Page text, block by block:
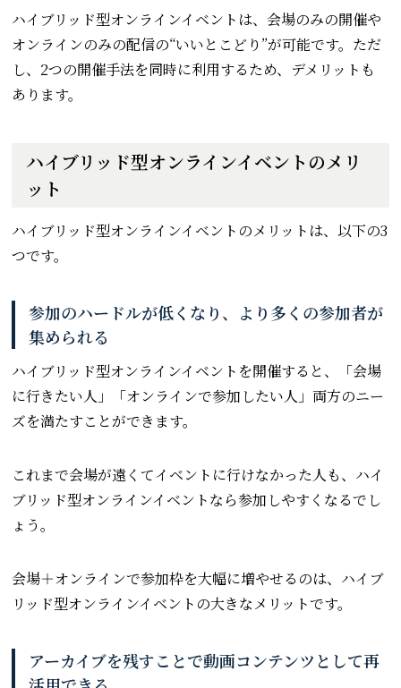
ハイブリッド型オンラインイベントは、会場のみの開催や
オンラインのみの配信の“いいとこどり”が可能です。ただ
し、2つの開催手法を同時に利用するため、デメリットも
あります。
ハイブリッド型オンラインイベントのメリ
ット
ハイブリッド型オンラインイベントのメリットは、以下の3
つです。
参加のハードルが低くなり、より多くの参加者が
集められる
ハイブリッド型オンラインイベントを開催すると、「会場
に行きたい人」「オンラインで参加したい人」両方のニー
ズを満たすことができます。
これまで会場が遠くてイベントに行けなかった人も、ハイ
ブリッド型オンラインイベントなら参加しやすくなるでし
ょう。
会場＋オンラインで参加枠を大幅に増やせるのは、ハイブ
リッド型オンラインイベントの大きなメリットです。
アーカイブを残すことで動画コンテンツとして再